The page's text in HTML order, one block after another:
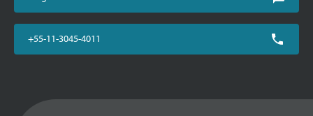
+55-11-3045-4011